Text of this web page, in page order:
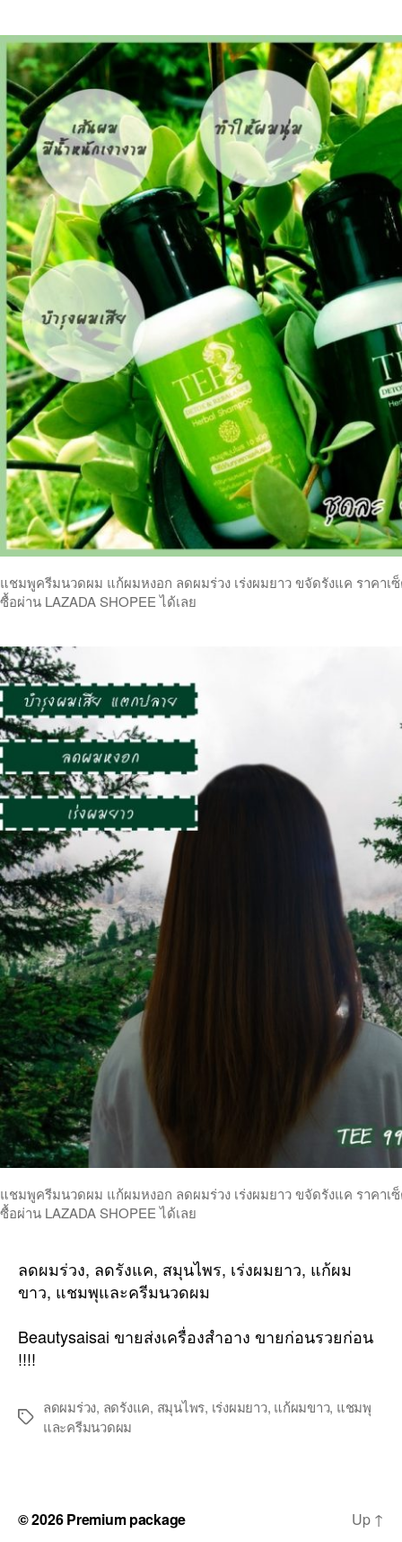
แชมพูครีมนวดผม แก้ผมหงอก ลดผมร่วง เร่งผมยาว ขจัดรังแค ราคาเ
ซื้อผ่าน LAZADA SHOPEE ได้เลย
แชมพูครีมนวดผม แก้ผมหงอก ลดผมร่วง เร่งผมยาว ขจัดรังแค ราคาเ
ซื้อผ่าน LAZADA SHOPEE ได้เลย
ลดผมร่วง, ลดรังแค, สมุนไพร, เร่งผมยาว, แก้ผม
ขาว, แชมพุและครีมนวดผม
Beautysaisai ขายส่งเครื่องสำอาง ขายก่อนรวยก่อน
!!!!
Tags
ลดผมร่วง, ลดรังแค, สมุนไพร, เร่งผมยาว, แก้ผมขาว, แชมพุ
และครีมนวดผม
© 2026Premium package Up ↑